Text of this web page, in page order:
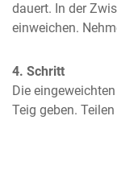
dauert. In der
einweichen.
4. Schritt
Die
Teig geben.